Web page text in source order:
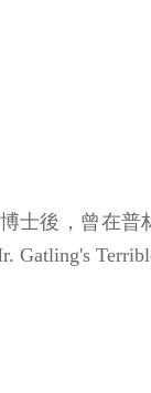
後，曾在